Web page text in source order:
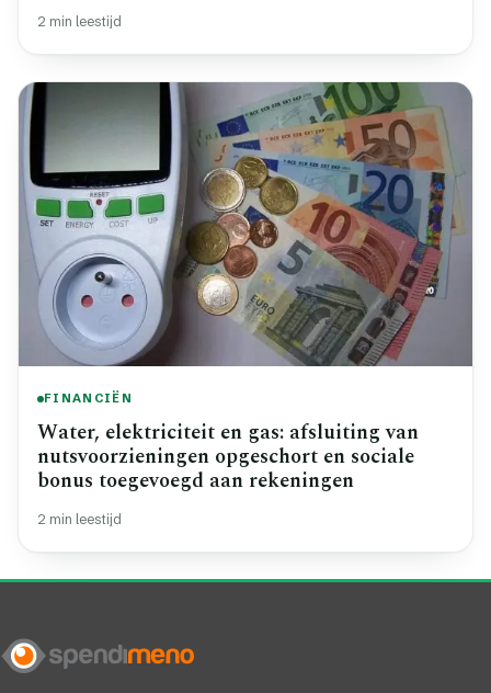
2 min leestijd
FINANCIËN
Water, elektriciteit en gas: afsluiting van
nutsvoorzieningen opgeschort en sociale
bonus toegevoegd aan rekeningen
2 min leestijd